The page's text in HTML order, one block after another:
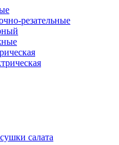
резательные
салата